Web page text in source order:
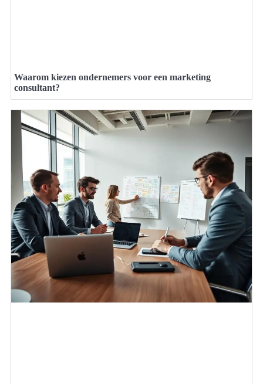
Waarom kiezen ondernemers voor een marketing
consultant?